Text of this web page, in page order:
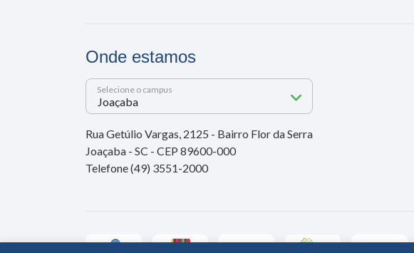
Onde estamos
Selecione o campus
Rua Getúlio Vargas, 2125 - Bairro Flor da Serra
Joaçaba - SC - CEP 89600-000
Telefone (49) 3551-2000